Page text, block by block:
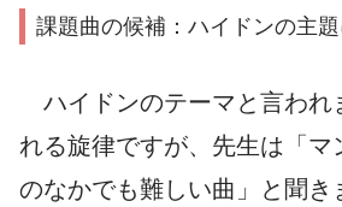
課題曲の候補：ハイドンの主
ハイドンのテーマと言われ
れる旋律ですが、先生は「マ
のなかでも難しい曲」と聞き